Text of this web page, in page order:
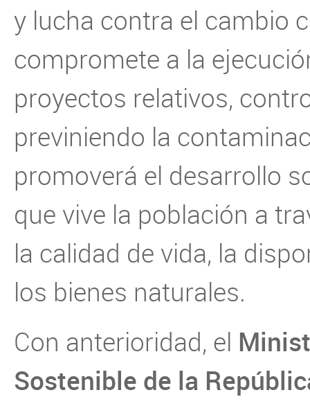
y lucha contra el cambio
compromete a la
proyectos relativos,
previniendo la
promoverá el desarrollo
que vive la población a
la calidad de vida, la
los bienes naturales.
Con anterioridad, el
Sostenible de la